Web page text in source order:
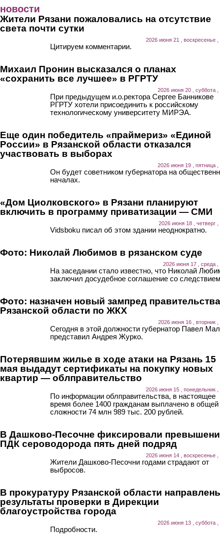
новости
Жители Рязани пожаловались на отсутствие
света почти сутки
2026 июня 21 , воскресенье ,
Цитируем комментарии.
Михаил Пронин высказался о планах
«сохранить все лучшее» в РГРТУ
2026 июня 20 , суббота ,
При предыдущем и.о.ректора Сергее Банникове
РГРТУ хотели присоединить к российскому
технологическому университету МИРЭА.
Еще один победитель «праймериз» «Единой
России» в Рязанской области отказался
участвовать в выборах
2026 июня 19 , пятница ,
Он будет советником губернатора на
началах.
«Дом Циолковского» в Рязани планируют
включить в программу приватизации — СМИ
2026 июня 18 , четверг ,
Vidsboku писал об этом здании неоднократно.
Фото: Николай Любимов в рязанском суде
2026 июня 17 , среда ,
На заседании стало известно, что Николай
заключил досудебное соглашение со
Фото: назначен новый зампред правительства
Рязанской области по ЖКХ
2026 июня 16 , вторник ,
Сегодня в этой должности губернатор Павел
представил Андрея Журко.
Потерявшим жилье в ходе атаки на Рязань 15
мая выдадут сертификаты на покупку новых
квартир — облправительство
2026 июня 15 , понедельник ,
По информации облправительства, в настоящее
время более 1400 гражданам выплачено в общей
сложности 74 млн 989 тыс. 200 рублей.
В Дашково-Песочне фиксировали
ПДК сероводорода пять дней подряд
2026 июня 14 , воскресенье ,
Жители Дашково-Песочни годами страдают от
выбросов.
В прокуратуру Рязанской области
результаты проверки в Дирекции
благоустройства города
2026 июня 13 , суббота ,
Подробности.